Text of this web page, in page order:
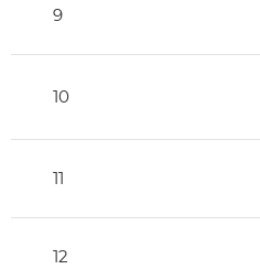
9
10
11
12